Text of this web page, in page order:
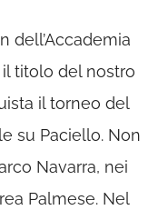
dell’Accademia
titolo del nostro
il torneo del
su Paciello. Non
Navarra, nei
Palmese. Nel